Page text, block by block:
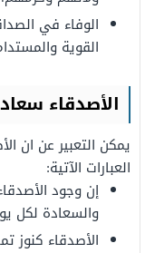
الوفاء في
القوية
الأصدقاء
يمكن التعبير عن ان
العبارات الآتية:
إن وجود
والسعادة لكل
الأصدقاء كنوز